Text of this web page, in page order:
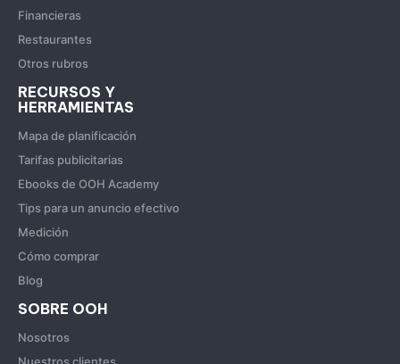
Financieras
Restaurantes
Otros rubros
RECURSOS Y
HERRAMIENTAS
Mapa de planificación
Tarifas publicitarias
Ebooks de OOH Academy
Tips para un anuncio efectivo
Medición
Cómo comprar
Blog
SOBRE OOH
Nosotros